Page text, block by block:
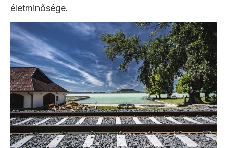
életminősége.